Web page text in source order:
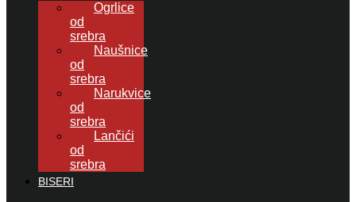
Ogrlice
od
srebra
Naušnice
od
srebra
Narukvice
od
srebra
Lančići
od
srebra
BISERI